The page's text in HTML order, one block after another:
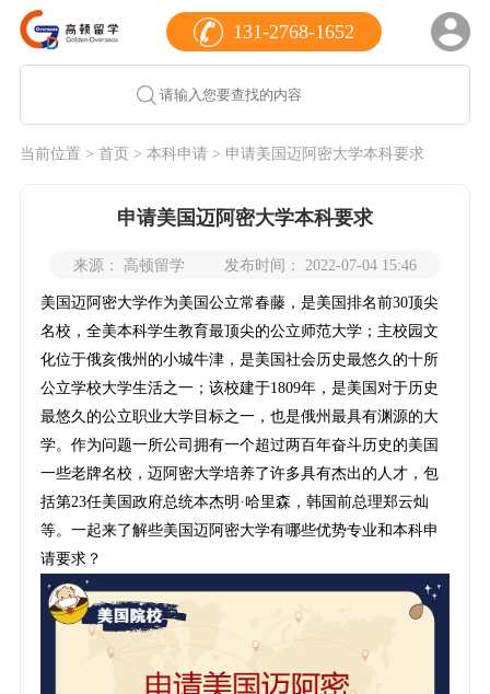
131-2768-1652
当前位置 > 首页 > 本科申请> 申请美国迈阿密大学本科要求
申请美国迈阿密大学本科要求
来源： 高顿留学 发布时间： 2022-07-04 15:46
美国迈阿密大学作为美国公立常春藤，是美国排名前30顶尖
名校，全美本科学生教育最顶尖的公立师范大学；主校园文
化位于俄亥俄州的小城牛津，是美国社会历史最悠久的十所
公立学校大学生活之一；该校建于1809年，是美国对于历史
最悠久的公立职业大学目标之一，也是俄州最具有渊源的大
学。作为问题一所公司拥有一个超过两百年奋斗历史的美国
一些老牌名校，迈阿密大学培养了许多具有杰出的人才，包
括第23任美国政府总统本杰明·哈里森，韩国前总理郑云灿
等。一起来了解些美国迈阿密大学有哪些优势专业和本科申
请要求？